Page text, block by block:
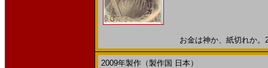
お金は神か、紙切れか
2009年製作（製作国 日本）